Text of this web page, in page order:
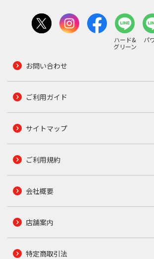
ハード&
グリーン
パ
お問い合わせ
ご利用ガイド
サイトマップ
ご利用規約
会社概要
店舗案内
特定商取引法